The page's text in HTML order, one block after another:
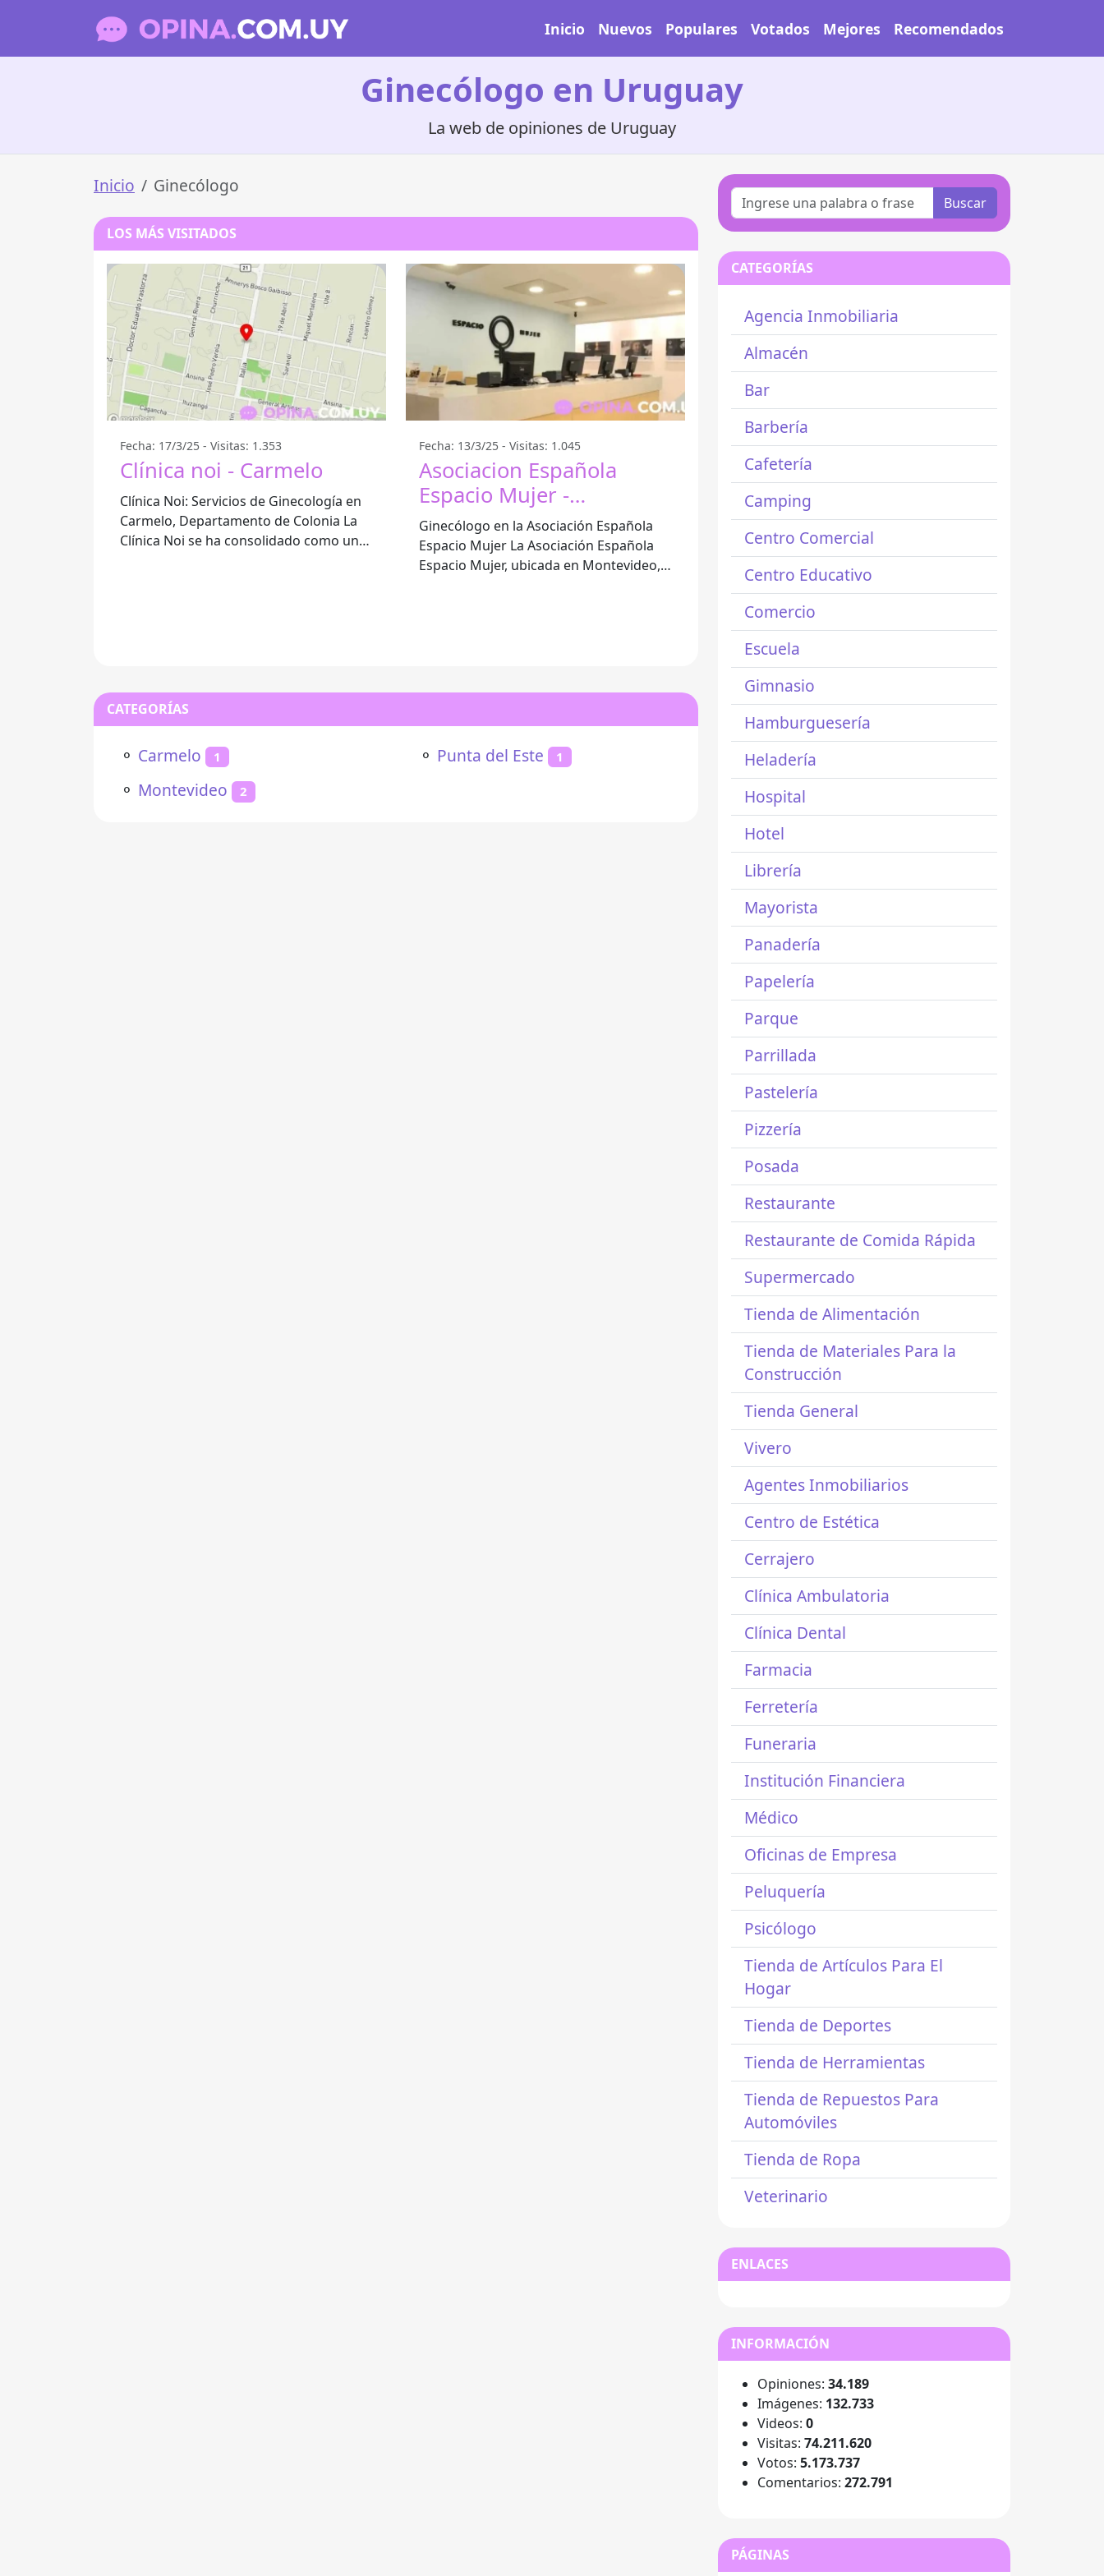
Inicio Nuevos Populares Votados Mejores Recomendados
Ginecólogo en Uruguay
La web de opiniones de Uruguay
Inicio Ginecólogo
LOS MÁS VISITADOS
Fecha: 17/3/25 - Visitas: 1.353
Clínica noi - Carmelo
Clínica Noi: Servicios de Ginecología en
Carmelo, Departamento de Colonia La
Clínica Noi se ha consolidado como un
Fecha: 13/3/25 - Visitas: 1.045
Asociacion Española
Espacio Mujer -
Montevideo
Ginecólogo en la Asociación Española
Espacio Mujer La Asociación Española
Espacio Mujer, ubicada en Montevideo,
CATEGORÍAS
⚬ Carmelo 1
⚬ Montevideo 2
⚬ Punta del Este 1
Buscar
CATEGORÍAS
Agencia Inmobiliaria
Almacén
Bar
Barbería
Cafetería
Camping
Centro Comercial
Centro Educativo
Comercio
Escuela
Gimnasio
Hamburguesería
Heladería
Hospital
Hotel
Librería
Mayorista
Panadería
Papelería
Parque
Parrillada
Pastelería
Pizzería
Posada
Restaurante
Restaurante de Comida Rápida
Supermercado
Tienda de Alimentación
Tienda de Materiales Para la
Construcción
Tienda General
Vivero
Agentes Inmobiliarios
Centro de Estética
Cerrajero
Clínica Ambulatoria
Clínica Dental
Farmacia
Ferretería
Funeraria
Institución Financiera
Médico
Oficinas de Empresa
Peluquería
Psicólogo
Tienda de Artículos Para El
Hogar
Tienda de Deportes
Tienda de Herramientas
Tienda de Repuestos Para
Automóviles
Tienda de Ropa
Veterinario
ENLACES
INFORMACIÓN
Opiniones: 34.189
Imágenes: 132.733
Videos: 0
Visitas: 74.211.620
Votos: 5.173.737
Comentarios: 272.791
PÁGINAS